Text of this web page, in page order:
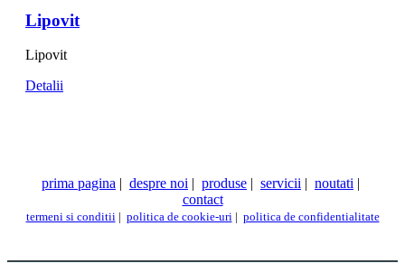
Lipovit
Lipovit
Detalii
prima pagina despre noi produse servicii noutati
contact
termeni si conditii| politica de cookie-uri| politica de confidentialitate